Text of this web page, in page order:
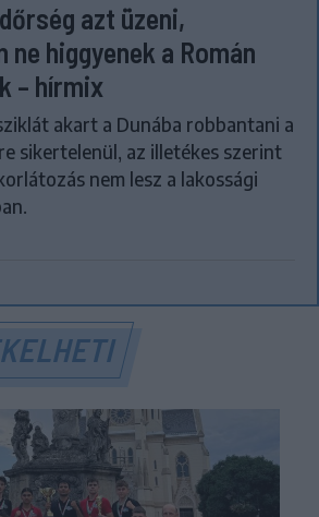
azt üzeni,
ne higgyenek a Román
– hírmix
akart a Dunába robbantani a
sikertelenül, az illetékes szerint
nem lesz a lakossági